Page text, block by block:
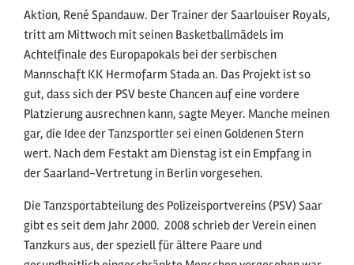
Aktion, René Spandauw. Der Trainer der Saarlouiser Royals,
tritt am Mittwoch mit seinen Basketballmädels im
Achtelfinale des Europapokals bei der serbischen
Mannschaft KK Hermofarm Stada an. Das Projekt ist so
gut, dass sich der PSV beste Chancen auf eine vordere
Platzierung ausrechnen kann, sagte Meyer. Manche meinen
gar, die Idee der Tanzsportler sei einen Goldenen Stern
wert. Nach dem Festakt am Dienstag ist ein Empfang in
der Saarland-Vertretung in Berlin vorgesehen.
Die Tanzsportabteilung des Polizeisportvereins (PSV) Saar
gibt es seit dem Jahr 2000. 2008 schrieb der Verein einen
Tanzkurs aus, der speziell für ältere Paare und